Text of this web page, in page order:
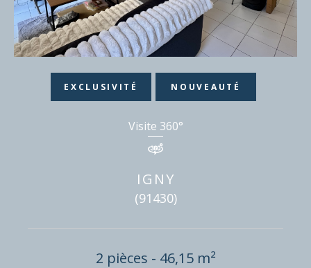
EXCLUSIVITÉ NOUVEAUTÉ
Visite 360°
IGNY
(91430)
2 pièces - 46,15 m²